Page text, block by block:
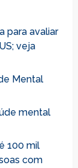
para avaliar
veja
Mental
mental
100 mil
com